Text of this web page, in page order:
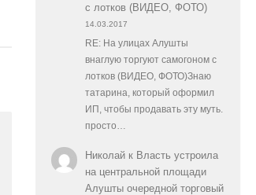
с лотков (ВИДЕО, ФОТО)
14.03.2017
RE: На улицах Алушты
внаглую торгуют самогоном с
лотков (ВИДЕО, ФОТО)Знаю
татарина, который оформил
ИП, чтобы продавать эту муть.
просто…
Николайк Власть устроила
на центральной площади
Алушты очередной торговый